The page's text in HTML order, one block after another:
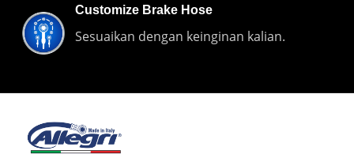
Customize Brake Hose
Sesuaikan dengan keinginan kalian.